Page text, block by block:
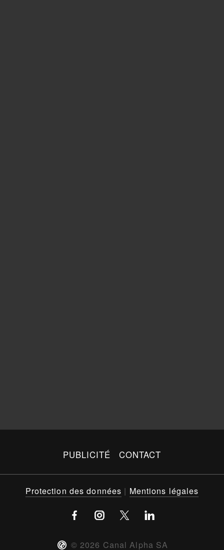
PUBLICITÉ CONTACT
© 2026 Canal Alpha SA
Protection des données | Mentions légales